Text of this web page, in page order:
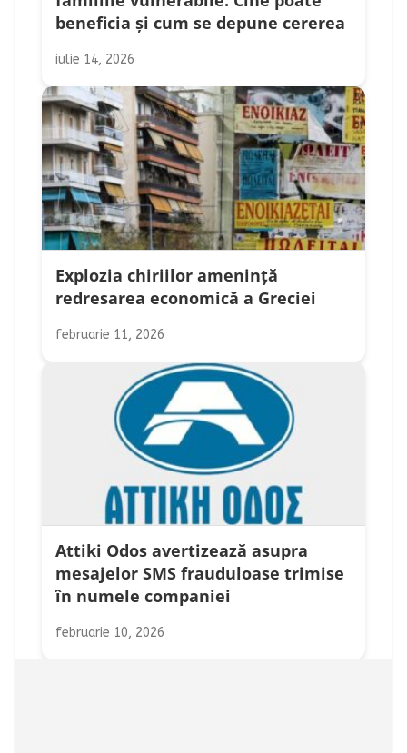
beneficia și cum se depune cererea
iulie 14, 2026
Explozia chiriilor amenință
redresarea economică a Greciei
februarie 11, 2026
Attiki Odos avertizează asupra
mesajelor SMS frauduloase trimise
în numele companiei
februarie 10, 2026